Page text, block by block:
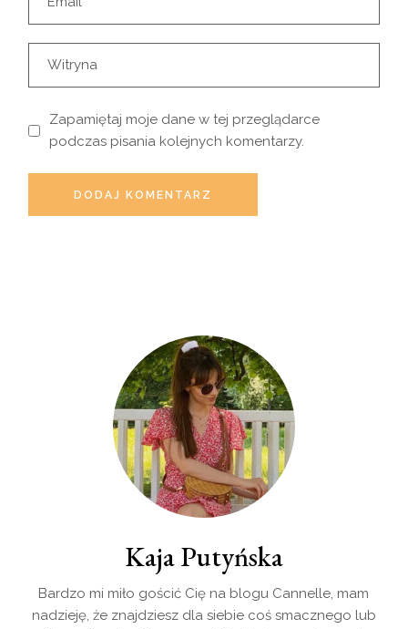
Zapamiętaj moje dane w tej przeglądarce
podczas pisania kolejnych komentarzy.
DODAJ KOMENTARZ
Kaja Putyńska
Bardzo mi miło gościć Cię na blogu Cannelle, mam
nadzieję, że znajdziesz dla siebie coś smacznego lub